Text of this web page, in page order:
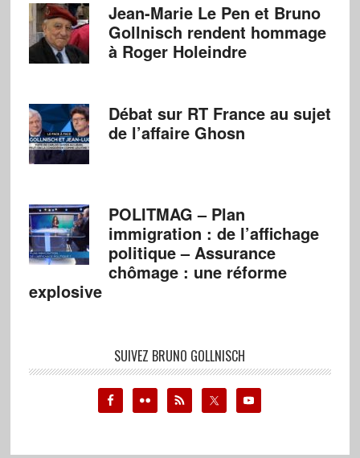
Jean-Marie Le Pen et Bruno
Gollnisch rendent hommage
à Roger Holeindre
Débat sur RT France au sujet
de l’affaire Ghosn
POLITMAG – Plan
immigration : de l’affichage
politique – Assurance
chômage : une réforme
explosive
SUIVEZ BRUNO GOLLNISCH